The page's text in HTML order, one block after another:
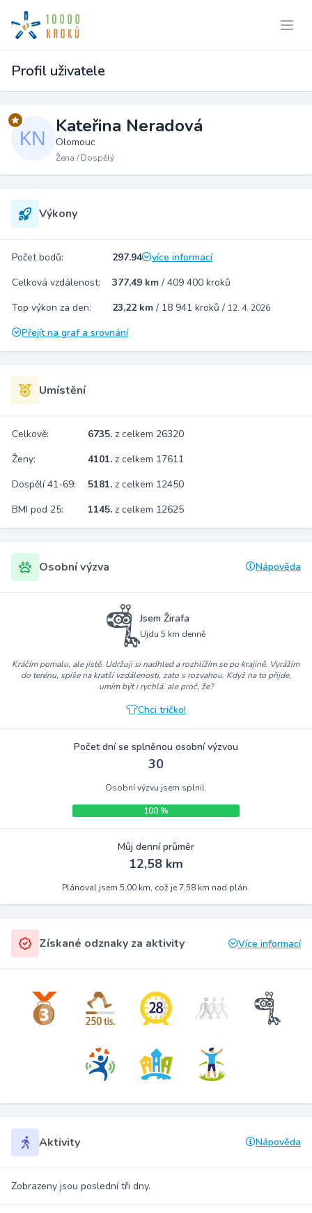
Profil uživatele
Kateřina Neradová
Olomouc
Žena / Dospělý
Výkony
Počet bodů: 297.94
více informací
Celková vzdálenost:
377,49 km / 409 400 kroků
Top výkon za den:
23,22 km / 18 941 kroků / 12. 4. 2026
Přejít na graf a srovnání
Umístění
Celkově: 6735. z celkem 26320
Ženy:
4101. z celkem 17611
Dospělí 41-69:
5181. z celkem 12450
BMI pod 25:
1145. z celkem 12625
Osobní výzva Nápověda
Jsem Žirafa
Ujdu 5 km denně
Kráčím pomalu, ale jistě. Udržuji si nadhled a rozhlížím se po krajině. Vyrážím
do terénu, spíše na kratší vzdálenosti, zato s rozvahou. Když na to přijde,
umím být i rychlá, ale proč, že?
Chci tričko!
Počet dní se splněnou osobní výzvou
30
Osobní výzvu jsem splnil.
100 %
Můj denní průměr
12,58 km
Plánoval jsem 5,00 km, což je 7,58 km nad plán.
Získané odznaky za aktivity Více informací
Aktivity Nápověda
Zobrazeny jsou poslední tři dny.